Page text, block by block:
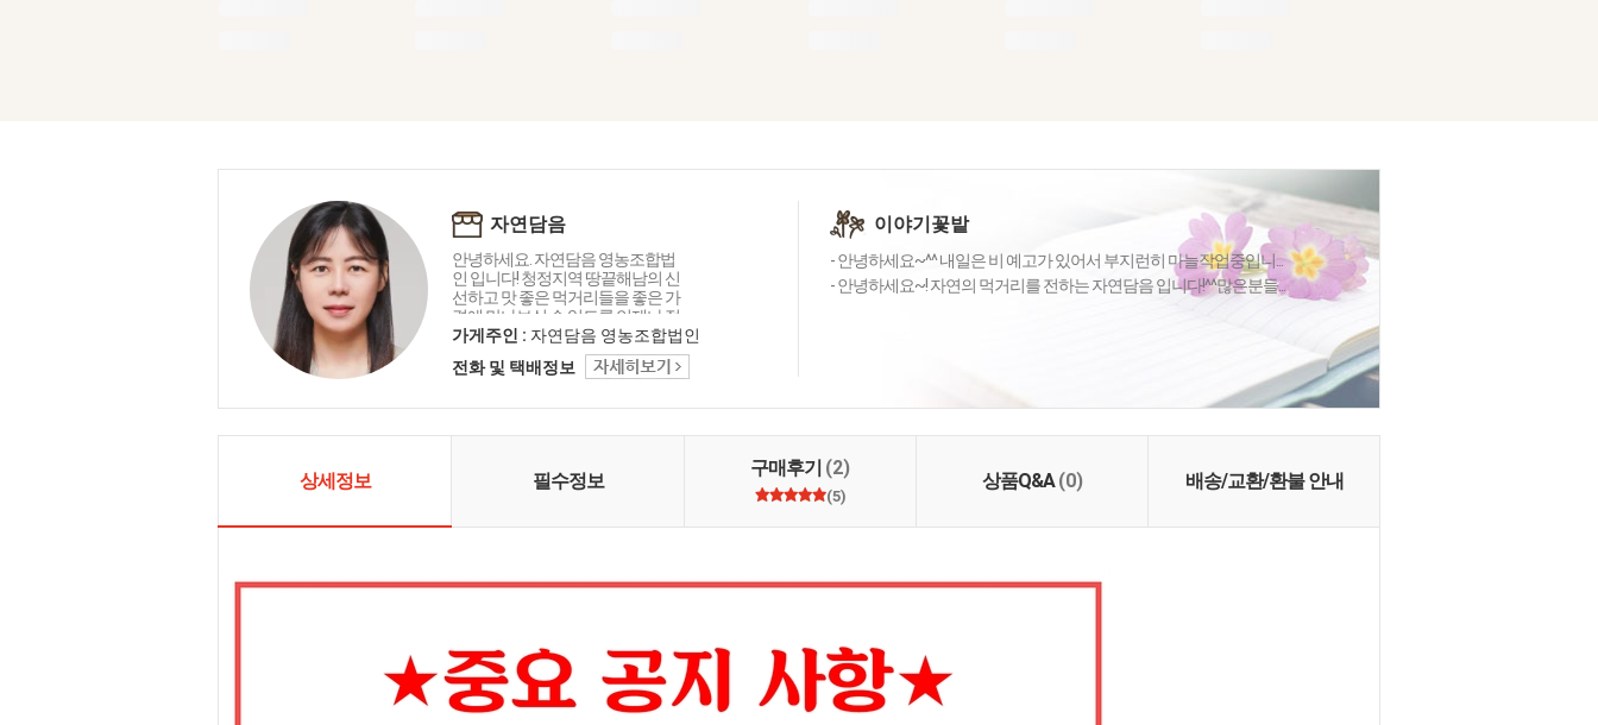
자연담음
안녕하세요. 자연담음 영농조합법
인 입니다! 청정지역 땅끝해남의 신
선하고 맛 좋은 먹거리들을 좋은 가
격에 만나보실 수 있도록 언제나 정
직하게 운영하겠습니다!
가게주인 : 자연담음 영농조합법인
전화 및 택배정보
이야기꽃밭
- 안녕하세요~^^ 내일은 비 예고가 있어서 부지런히 마늘작업중입니...
- 안녕하세요~! 자연의 먹거리를 전하는 자연담음 입니다!^^많은분들...
상세정보 필수정보
구매후기 (2)
(5)
상품Q&A(0) 배송/교환/환불 안내